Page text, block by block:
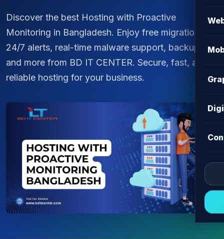
Discover the best Hosting with Proactive
Monitoring in Bangladesh. Enjoy free migration,
24/7 alerts, real-time malware support, backup,
and more from BD IT CENTER. Secure, fast, and
reliable hosting for your business.